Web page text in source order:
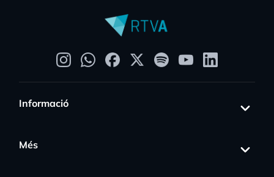
Informació
Més